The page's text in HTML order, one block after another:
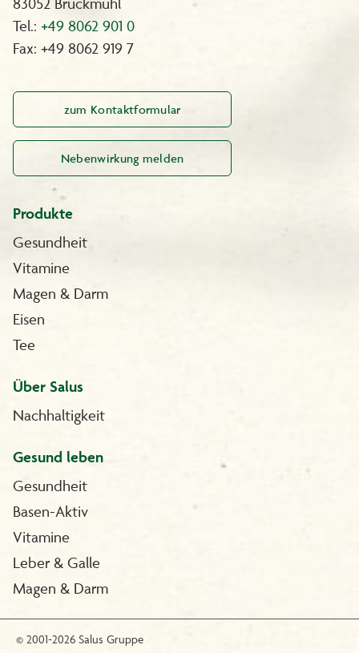
Tel.: +49 8062 901 0
Fax: +49 8062 919 7
zum Kontaktformular
Nebenwirkung melden
Produkte
Gesundheit
Vitamine
Magen & Darm
Eisen
Tee
Über Salus
Nachhaltigkeit
Gesund leben
Gesundheit
Basen-Aktiv
Vitamine
Leber & Galle
Magen & Darm
© 2001-2026 Salus Gruppe